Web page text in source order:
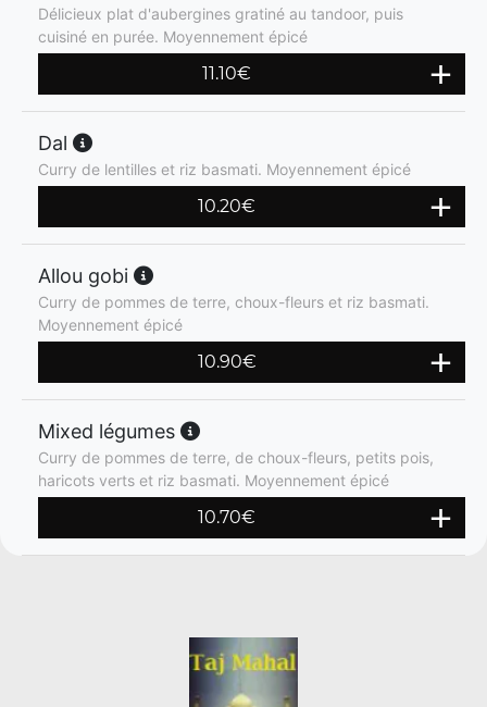
Délicieux plat d'aubergines gratiné au tandoor, puis
cuisiné en purée. Moyennement épicé
11.10€
Dal
Curry de lentilles et riz basmati. Moyennement épicé
10.20€
Allou gobi
Curry de pommes de terre, choux-fleurs et riz basmati.
Moyennement épicé
10.90€
Mixed légumes
Curry de pommes de terre, de choux-fleurs, petits pois,
haricots verts et riz basmati. Moyennement épicé
10.70€